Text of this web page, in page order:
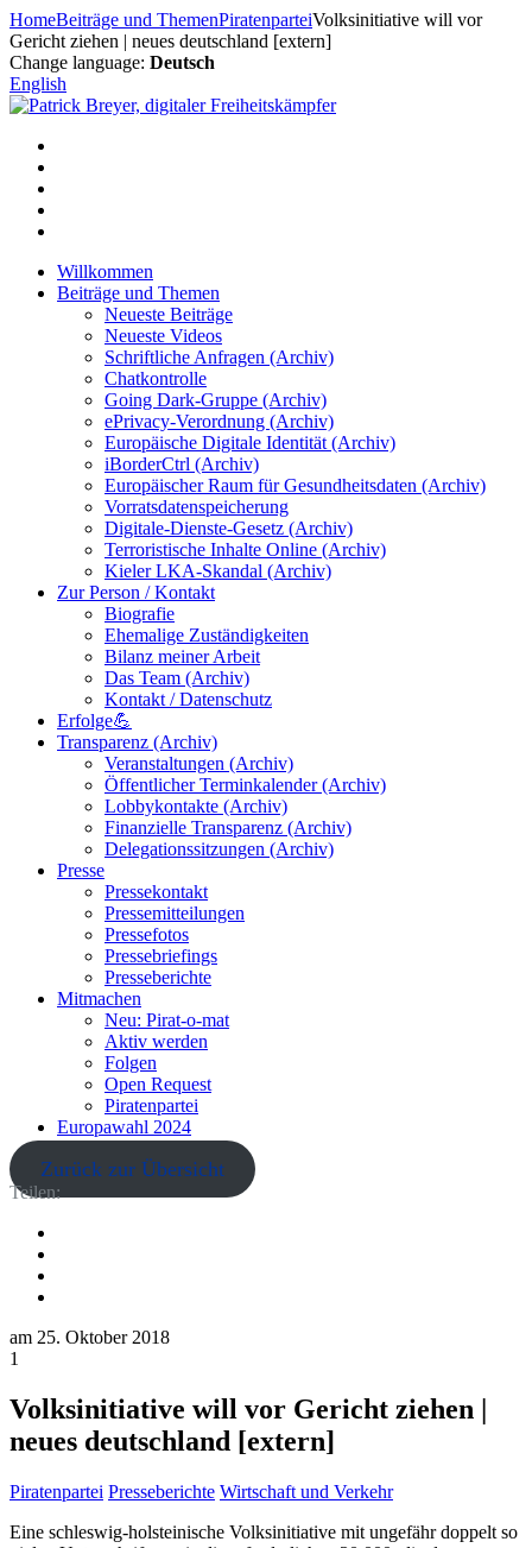
Zum
Inhalt
springen
HomeBeiträge und ThemenPiratenparteiVolksinitiative will vor
Gericht ziehen | neues deutschland [extern]
Change language: Deutsch
English
Willkommen
Beiträge und Themen
Neueste Beiträge
Neueste Videos
Schriftliche Anfragen (Archiv)
Chatkontrolle
Going Dark-Gruppe (Archiv)
ePrivacy-Verordnung (Archiv)
Europäische Digitale Identität (Archiv)
iBorderCtrl (Archiv)
Europäischer Raum für Gesundheitsdaten (Archiv)
Vorratsdatenspeicherung
Digitale-Dienste-Gesetz (Archiv)
Terroristische Inhalte Online (Archiv)
Kieler LKA-Skandal (Archiv)
Zur Person / Kontakt
Biografie
Ehemalige Zuständigkeiten
Bilanz meiner Arbeit
Das Team (Archiv)
Kontakt / Datenschutz
Erfolge💪
Transparenz (Archiv)
Veranstaltungen (Archiv)
Öffentlicher Terminkalender (Archiv)
Lobbykontakte (Archiv)
Finanzielle Transparenz (Archiv)
Delegationssitzungen (Archiv)
Presse
Pressekontakt
Pressemitteilungen
Pressefotos
Pressebriefings
Presseberichte
Mitmachen
Neu: Pirat-o-mat
Aktiv werden
Folgen
Open Request
Piratenpartei
Europawahl 2024
Zurück zur Übersicht
Teilen:
am 25. Oktober 2018
1
Volksinitiative will vor Gericht ziehen |
neues deutschland [extern]
Piratenpartei Presseberichte Wirtschaft und Verkehr
Eine schleswig-holsteinische Volksinitiative mit ungefähr doppelt so